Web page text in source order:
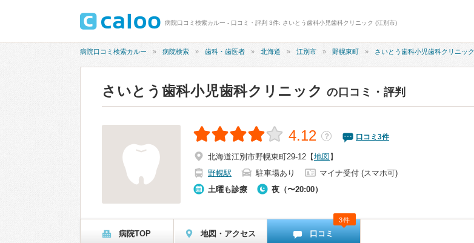
病院口コミ検索カルー - 口コミ・評判 3件: さいとう歯科小児歯科クリニック (江別市)
病院口コミ検索カルー 病院検索 歯科・歯医者 北海道 江別市 野幌東町 さいとう歯科小児歯科クリニック
さいとう歯科小児歯科クリニック の口コミ・評判
4.12 ？ 口コミ 3件
北海道江別市野幌東町29-12 【地図 】
野幌駅
駐車場あり
マイナ受付 (スマホ可)
土曜も診療
夜（〜20:00）
病院TOP 地図・アクセス 口コミ
3件